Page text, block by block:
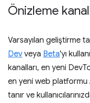
Önizleme
Varsayılan geliştirme
Dev veya Beta'yı
kanalları, en yeni
en yeni web
tanır ve